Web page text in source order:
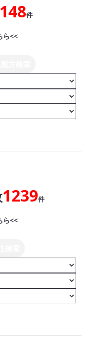
件
ら<<
1239件
ら<<